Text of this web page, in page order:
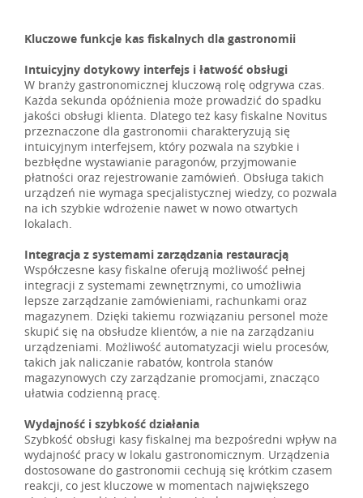
Kluczowe funkcje kas fiskalnych dla gastronomii
Intuicyjny dotykowy interfejs i łatwość obsługi
W branży gastronomicznej kluczową rolę odgrywa czas.
Każda sekunda opóźnienia może prowadzić do spadku
jakości obsługi klienta. Dlatego też kasy fiskalne Novitus
przeznaczone dla gastronomii charakteryzują się
intuicyjnym interfejsem, który pozwala na szybkie i
bezbłędne wystawianie paragonów, przyjmowanie
płatności oraz rejestrowanie zamówień. Obsługa takich
urządzeń nie wymaga specjalistycznej wiedzy, co pozwala
na ich szybkie wdrożenie nawet w nowo otwartych
lokalach.
Integracja z systemami zarządzania restauracją
Współczesne kasy fiskalne oferują możliwość pełnej
integracji z systemami zewnętrznymi, co umożliwia
lepsze zarządzanie zamówieniami, rachunkami oraz
magazynem. Dzięki takiemu rozwiązaniu personel może
skupić się na obsłudze klientów, a nie na zarządzaniu
urządzeniami. Możliwość automatyzacji wielu procesów,
takich jak naliczanie rabatów, kontrola stanów
magazynowych czy zarządzanie promocjami, znacząco
ułatwia codzienną pracę.
Wydajność i szybkość działania
Szybkość obsługi kasy fiskalnej ma bezpośredni wpływ na
wydajność pracy w lokalu gastronomicznym. Urządzenia
dostosowane do gastronomii cechują się krótkim czasem
reakcji, co jest kluczowe w momentach największego